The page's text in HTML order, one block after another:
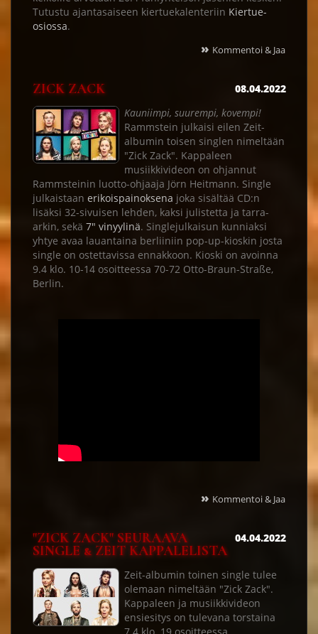
Tutustu ajantasaiseen kiertuekalenteriin Kiertue-
osiossa.
» Kommentoi & Jaa
ZICK ZACK
08.04.2022
Kauniimpi, suurempi, kovempi!
Rammstein julkaisi eilen Zeit-
albumin toisen singlen nimeltään
"Zick Zack". Kappaleen
musiikkivideon on ohjannut
Rammsteinin luotto-ohjaaja Jörn Heitmann. Single
julkaistaan erikoispainoksena joka sisältää CD:n
lisäksi 32-sivuisen lehden, kaksi julistetta ja tarra-
arkin, sekä 7" vinyylinä. Singlejulkaisun kunniaksi
yhtye avaa lauantaina berliiniin pop-up-kioskin josta
single on ostettavissa ennakkoon. Kioski on avoinna
9.4 klo. 10-14 osoitteessa 70-72 Otto-Braun-Straße,
Berlin.
» Kommentoi & Jaa
"ZICK ZACK" SEURAAVA
SINGLE & ZEIT KAPPALELISTA
04.04.2022
Zeit-albumin toinen single tulee
olemaan nimeltään "Zick Zack".
Kappaleen ja musiikkivideon
ensiesitys on tulevana torstaina